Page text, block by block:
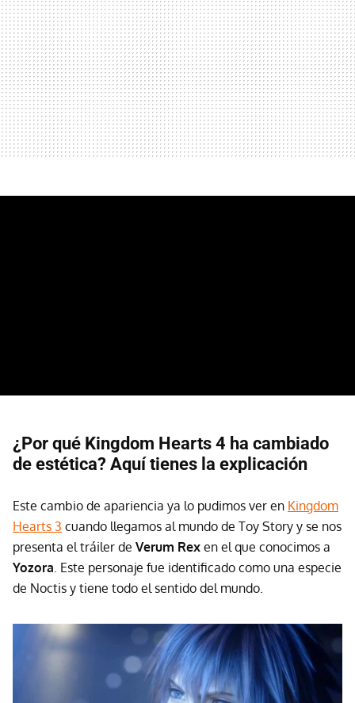
¿Por qué Kingdom Hearts 4 ha cambiado
de estética? Aquí tienes la explicación
Este cambio de apariencia ya lo pudimos ver en Kingdom
Hearts 3 cuando llegamos al mundo de Toy Story y se nos
presenta el tráiler de Verum Rex en el que conocimos a
Yozora . Este personaje fue identificado como una especie
de Noctis y tiene todo el sentido del mundo.